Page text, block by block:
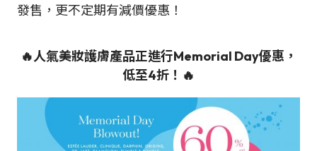
發售，更不定期有減價優惠！
🔥人氣美妝護膚產品正進行Memorial Day優惠，
低至4折 ！🔥